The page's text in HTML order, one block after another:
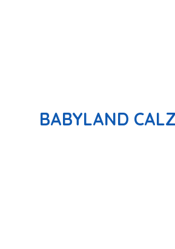
BABYLAND